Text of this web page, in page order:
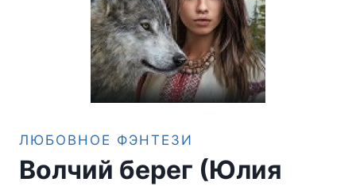
ЛЮБОВНОЕ ФЭНТЕЗИ
Волчий берег (Юлия